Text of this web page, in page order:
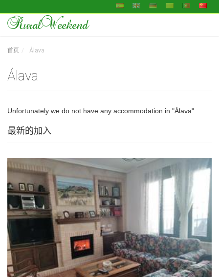
RuralWeekend
首页 Álava
Álava
Unfortunately we do not have any accommodation in "Álava"
最新的加入